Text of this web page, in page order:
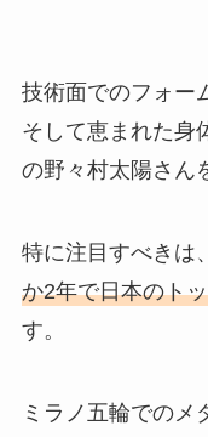
技術面でのフォー
そして恵まれた身
の野々村太陽さん
特に注目すべきは、
か2年で日本のト
す。
ミラノ五輪でのメ